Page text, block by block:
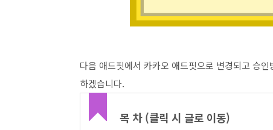
다음 애드핏에서 카카오 애드핏으로 변경되고 승
하겠습니다.
목 차 (클릭 시 글로 이동)